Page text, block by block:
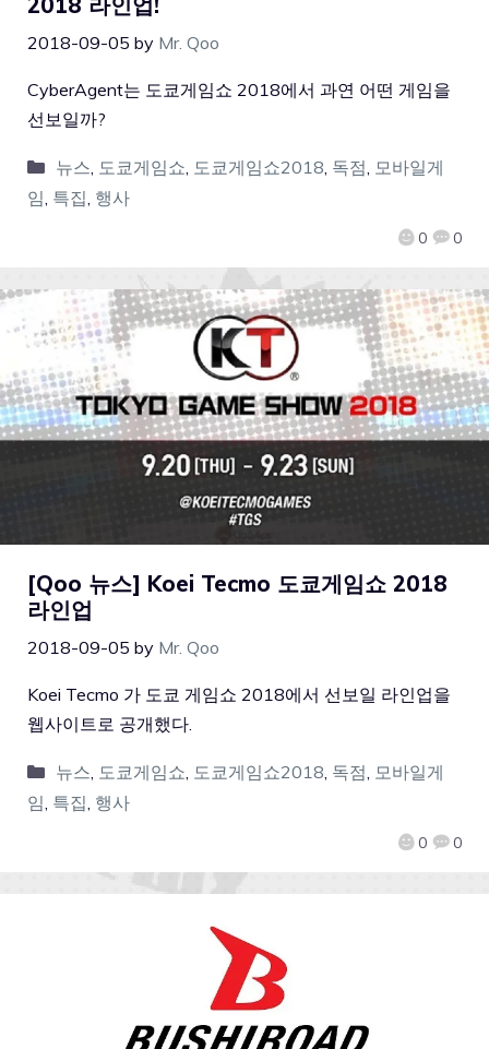
2018-09-05 by Mr. Qoo
0 0
CyberAgent는 도쿄게임쇼 2018에서 과연 어떤 게임을
선보일까?
뉴스, 도쿄게임쇼, 도쿄게임쇼2018, 독점, 모바일게
임, 특집, 행사
[Qoo 뉴스] Koei Tecmo 도쿄게임쇼 2018
라인업
2018-09-05 by Mr. Qoo
0 0
Koei Tecmo 가 도쿄 게임쇼 2018에서 선보일 라인업을
웹사이트로 공개했다.
뉴스, 도쿄게임쇼, 도쿄게임쇼2018, 독점, 모바일게
임, 특집, 행사